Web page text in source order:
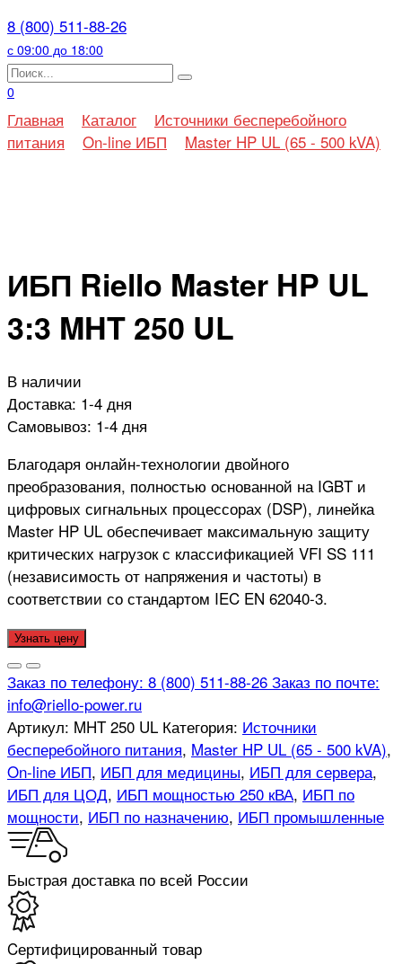
8 (800) 511-88-26
с 09:00 до 18:00
Search
for:
0
Главная Каталог
Источники бесперебойного
питания
On-line ИБП Master HP UL (65 - 500 kVA)
ИБП Riello Master HP UL
3:3 MHT 250 UL
В наличии
Доставка: 1-4 дня
Самовывоз: 1-4 дня
Благодаря онлайн-технологии двойного
преобразования, полностью основанной на IGBT и
цифровых сигнальных процессорах (DSP), линейка
Master HP UL обеспечивает максимальную защиту
критических нагрузок с классификацией VFI SS 111
(независимость от напряжения и частоты) в
соответствии со стандартом IEC EN 62040-3.
Узнать цену
Заказ по телефону: 8 (800) 511-88-26 Заказ по почте:
info@riello-power.ru
Артикул: MHT 250 UL Категория: Источники
бесперебойного питания, Master HP UL (65 - 500 kVA),
On-line ИБП, ИБП для медицины, ИБП для сервера,
ИБП для ЦОД, ИБП мощностью 250 кВА, ИБП по
мощности, ИБП по назначению, ИБП промышленные
Быстрая доставка по всей России
Cертифицированный товар